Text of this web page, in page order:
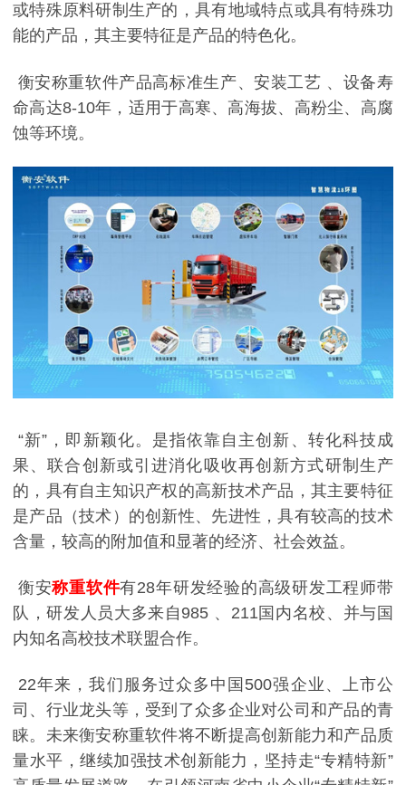
或特殊原料研制生产的，具有地域特点或具有特殊功
能的产品，其主要特征是产品的特色化。
衡安称重软件产品高标准生产、安装工艺 、设备寿
命高达8-10年，适用于高寒、高海拔、高粉尘、高腐
蚀等环境。
“新”，即新颖化。是指依靠自主创新、转化科技成
果、联合创新或引进消化吸收再创新方式研制生产
的，具有自主知识产权的高新技术产品，其主要特征
是产品（技术）的创新性、先进性，具有较高的技术
含量，较高的附加值和显著的经济、社会效益。
衡安称重软件有28年研发经验的高级研发工程师带
队，研发人员大多来自985 、211国内名校、并与国
内知名高校技术联盟合作。
22年来，我们服务过众多中国500强企业、上市公
司、行业龙头等，受到了众多企业对公司和产品的青
睐。未来衡安称重软件将不断提高创新能力和产品质
量水平，继续加强技术创新能力，坚持走“专精特新”